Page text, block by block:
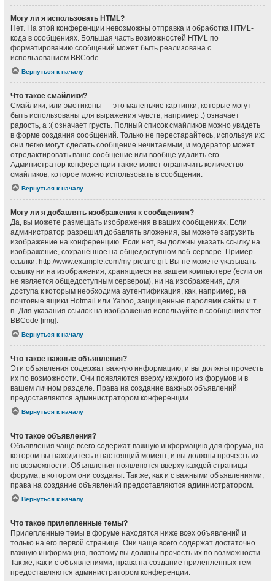
Могу ли я использовать HTML?
Нет. На этой конференции невозможны отправка и обработка HTML-
кода в сообщениях. Большая часть возможностей HTML по
форматированию сообщений может быть реализована с
использованием BBCode.
Вернуться к началу
Что такое смайлики?
Смайлики, или эмотиконы — это маленькие картинки, которые могут
быть использованы для выражения чувств, например :) означает
радость, а :( означает грусть. Полный список смайликов можно увидеть
в форме создания сообщений. Только не перестарайтесь, используя их:
они легко могут сделать сообщение нечитаемым, и модератор может
отредактировать ваше сообщение или вообще удалить его.
Администратор конференции также может ограничить количество
смайликов, которое можно использовать в сообщении.
Вернуться к началу
Могу ли я добавлять изображения к сообщениям?
Да, вы можете размещать изображения в ваших сообщениях. Если
администратор разрешил добавлять вложения, вы можете загрузить
изображение на конференцию. Если нет, вы должны указать ссылку на
изображение, сохранённое на общедоступном веб-сервере. Пример
ссылки: http://www.example.com/my-picture.gif. Вы не можете указывать
ссылку ни на изображения, хранящиеся на вашем компьютере (если он
не является общедоступным сервером), ни на изображения, для
доступа к которым необходима аутентификация, как, например, на
почтовые ящики Hotmail или Yahoo, защищённые паролями сайты и т.
п. Для указания ссылок на изображения используйте в сообщениях тег
BBCode [img].
Вернуться к началу
Что такое важные объявления?
Эти объявления содержат важную информацию, и вы должны прочесть
их по возможности. Они появляются вверху каждого из форумов и в
вашем личном разделе. Права на создание важных объявлений
предоставляются администратором конференции.
Вернуться к началу
Что такое объявления?
Объявления чаще всего содержат важную информацию для форума, на
котором вы находитесь в настоящий момент, и вы должны прочесть их
по возможности. Объявления появляются вверху каждой страницы
форума, в котором они созданы. Так же, как и с важными объявлениями,
права на создание объявлений предоставляются администратором.
Вернуться к началу
Что такое прилепленные темы?
Прилепленные темы в форуме находятся ниже всех объявлений и
только на его первой странице. Они чаще всего содержат достаточно
важную информацию, поэтому вы должны прочесть их по возможности.
Так же, как и с объявлениями, права на создание прилепленных тем
предоставляются администратором конференции.